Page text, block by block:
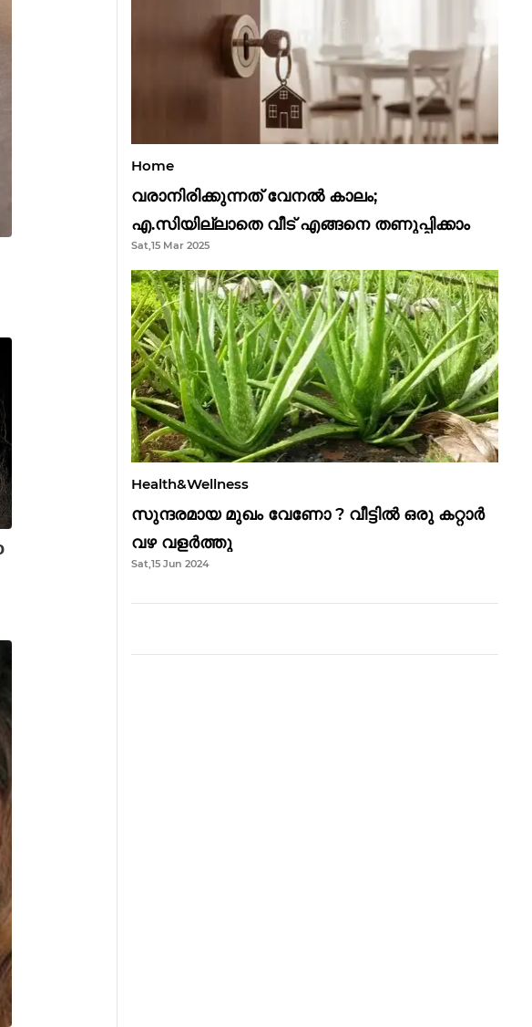
Home
വരാനിരിക്കുന്നത് വേനൽ കാലം;
എ.സിയില്ലാതെ വീട് എങ്ങനെ തണുപ്പിക്കാം
Sat,15 Mar 2025
Health&Wellness
സുന്ദരമായ മുഖം വേണോ ? വീട്ടിൽ ഒരു കറ്റാർ
വഴ വളർത്തു
Sat,15 Jun 2024